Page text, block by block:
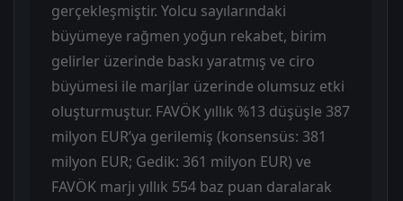
gerçekleşmiştir. Yolcu sayılarındaki
büyümeye rağmen yoğun rekabet, birim
gelirler üzerinde baskı yaratmış ve ciro
büyümesi ile marjlar üzerinde olumsuz etki
oluşturmuştur. FAVÖK yıllık %13 düşüşle 387
milyon EUR’ya gerilemiş (konsensüs: 381
milyon EUR; Gedik: 361 milyon EUR) ve
FAVÖK marjı yıllık 554 baz puan daralarak